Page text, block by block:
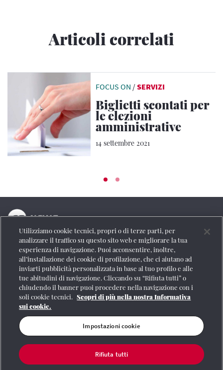
Articoli correlati
FOCUS ON /SERVIZI
Biglietti scontati per
le elezioni
amministrative
14 settembre 2021
La testata online del Gruppo FS Italiane
Social
Se vuoi contattarci o avere altre informazioni
CONTATTI
Registrazione Tribunale di Roma n° 204/2009
Aut. SIAE 1312/I/1382-Lic.
Utilizziamo cookie tecnici, propri o di terze parti, per
analizzare il traffico su questo sito web e migliorare la tua
esperienza di navigazione. Puoi acconsentire, inoltre,
all’installazione dei cookie di profilazione, che ci aiutano ad
inviarti pubblicità personalizzata in base al tuo profilo e alle
tue abitudini di navigazione. Cliccando su “Rifiuta tutti” o
chiudendo il banner puoi procedere nella navigazione con i
soli cookie tecnici. Scopri di più nella nostra Informativa
sui cookie.
Impostazioni cookie
Rifiuta tutti